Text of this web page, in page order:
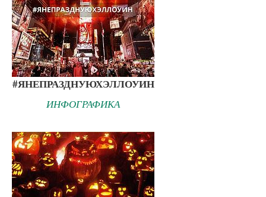
#ЯНЕПРАЗДНУЮХЭЛЛОУИН
ИНФОГРАФИКА